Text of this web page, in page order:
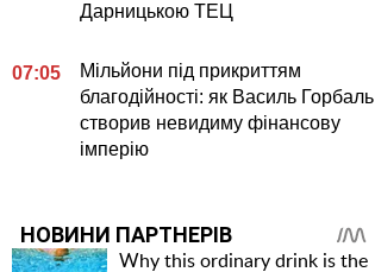
Дарницькою ТЕЦ
07:05
Мільйони під прикриттям
благодійності: як Василь Горбаль
створив невидиму фінансову
імперію